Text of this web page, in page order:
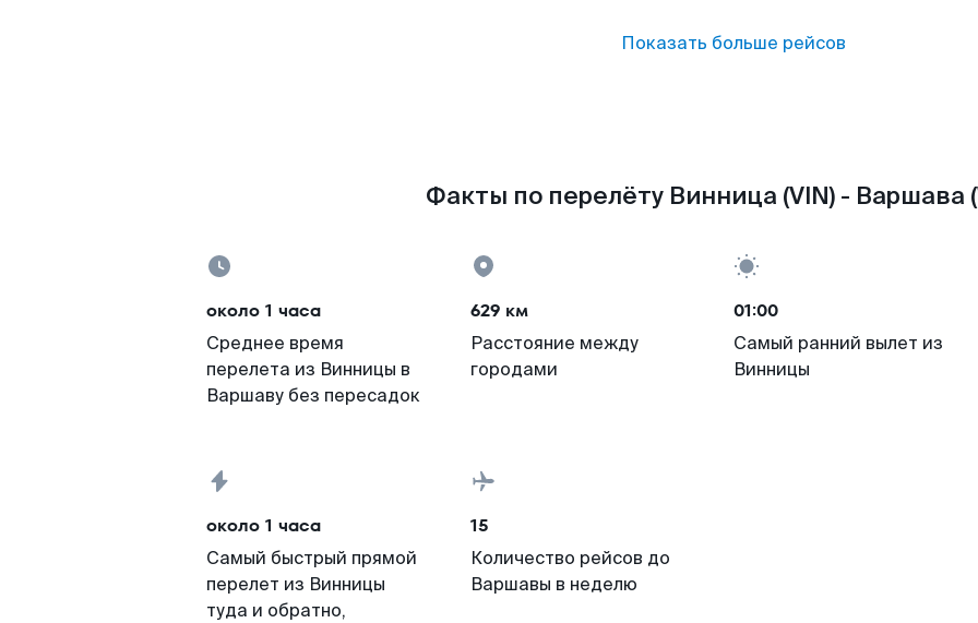
Показать больше рейсов
Факты по перелёту Винница (VIN) - Варшава
около 1 часа
Среднее время
перелета из Винницы в
Варшаву без пересадок
629 км
Расстояние между
городами
01:00
Самый ранний вылет из
Винницы
около 1 часа
Самый быстрый прямой
перелет из Винницы
туда и обратно,
15
Количество рейсов до
Варшавы в неделю